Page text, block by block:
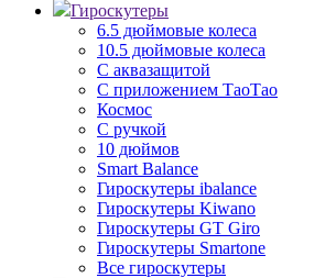
Гироскутеры
6.5 дюймовые колеса
10.5 дюймовые колеса
С аквазащитой
С приложением ТаоТао
Космос
С ручкой
10 дюймов
Smart Balance
Гироскутеры ibalance
Гироскутеры Kiwano
Гироскутеры GT Giro
Гироскутеры Smartone
Все гироскутеры